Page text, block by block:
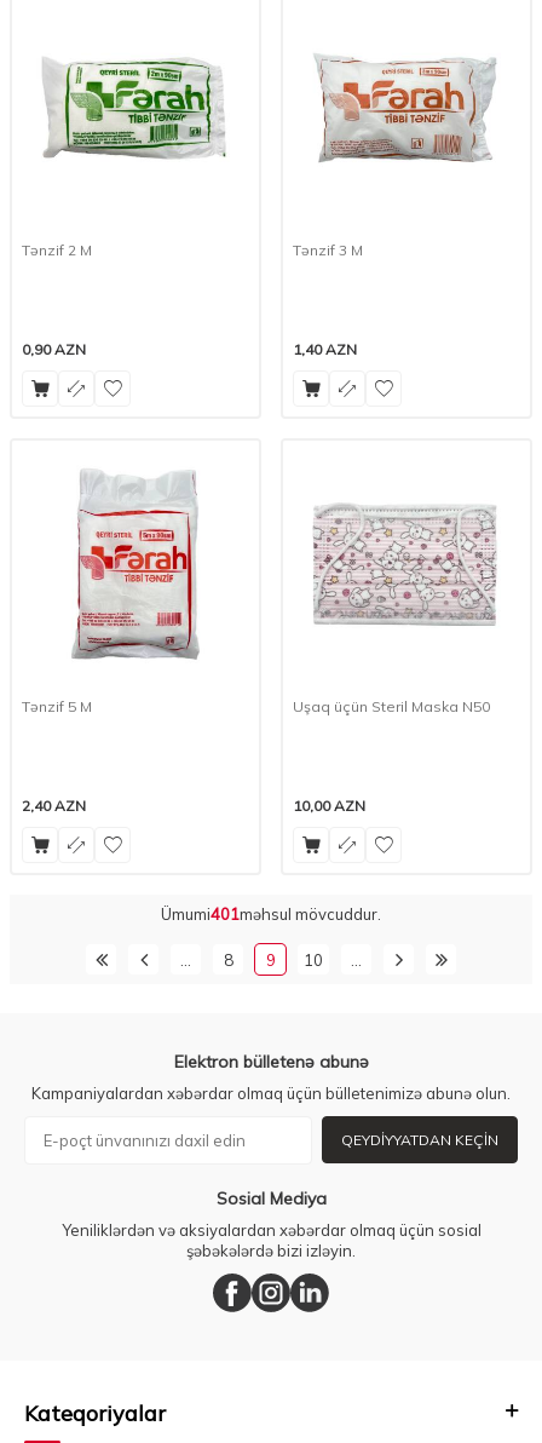
Tənzif 2 M
0,90AZN
Tənzif 3 M
1,40AZN
Tənzif 5 M
2,40AZN
Uşaq üçün Steril Maska N50
10,00AZN
Ümumi401məhsul mövcuddur.
8 9 10
Elektron bülletenə abunə
Kampaniyalardan xəbərdar olmaq üçün bülletenimizə abunə olun.
QEYDIYYATDAN KEÇIN
Sosial Mediya
Yeniliklərdən və aksiyalardan xəbərdar olmaq üçün sosial
şəbəkələrdə bizi izləyin.
Kateqoriyalar